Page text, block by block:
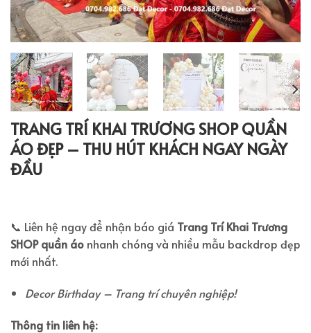
TRANG TRÍ KHAI TRƯƠNG SHOP QUẦN
ÁO ĐẸP – THU HÚT KHÁCH NGAY NGÀY
ĐẦU
📞 Liên hệ ngay để nhận báo giá Trang Trí Khai Trương
SHOP quần áo nhanh chóng và nhiều mẫu backdrop đẹp
mới nhất.
Decor Birthday – Trang trí chuyên nghiệp!
Thông tin liên hệ: